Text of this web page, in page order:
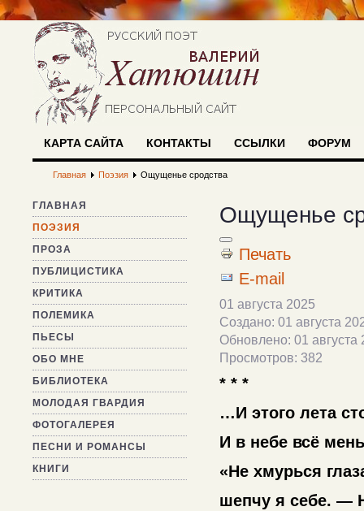
КАРТА САЙТА КОНТАКТЫ ССЫЛКИ ФОРУМ
Главная Поэзия Ощущенье сродства
ГЛАВНАЯ
ПОЭЗИЯ
ПРОЗА
ПУБЛИЦИСТИКА
КРИТИКА
ПОЛЕМИКА
ПЬЕСЫ
ОБО МНЕ
БИБЛИОТЕКА
МОЛОДАЯ ГВАРДИЯ
ФОТОГАЛЕРЕЯ
ПЕСНИ И РОМАНСЫ
КНИГИ
Ощущенье
Печать
E-mail
01 августа 2025
Создано: 01 августа
Обновлено: 01 августа
Просмотров: 382
* * *
…И этого лета
И в небе всё
«Не хмурься
шепчу я себе. —